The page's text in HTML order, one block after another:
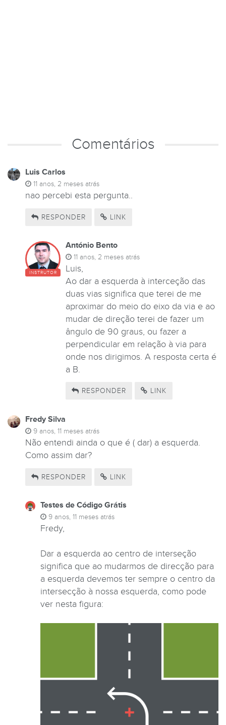
Comentários
Luis Carlos
11 anos, 2 meses atrás
nao percebi esta pergunta..
RESPONDER LINK
INSTRUTOR
António Bento
11 anos, 2 meses atrás
Luis,
Ao dar a esquerda à interceção das
duas vias significa que terei de me
aproximar do meio do eixo da via e ao
mudar de direção terei de fazer um
ângulo de 90 graus, ou fazer a
perpendicular em relação à via para
onde nos dirigimos. A resposta certa é
a B.
RESPONDER LINK
Fredy Silva
9 anos, 11 meses atrás
Não entendi ainda o que é ( dar) a esquerda.
Como assim dar?
RESPONDER LINK
Testes de Código Grátis
9 anos, 11 meses atrás
Fredy,
Dar a esquerda ao centro de interseção
significa que ao mudarmos de direcção para
a esquerda devemos ter sempre o centro da
intersecção à nossa esquerda, como pode
ver nesta figura: